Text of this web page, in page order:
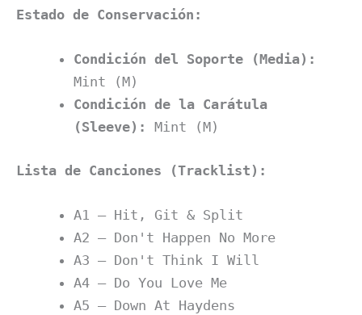
Estado de Conservación:
Condición del Soporte (Media):
Mint (M)
Condición de la Carátula
(Sleeve):
Mint (M)
Lista de Canciones (Tracklist):
A1 – Hit, Git & Split
A2 – Don't Happen No More
A3 – Don't Think I Will
A4 – Do You Love Me
A5 – Down At Haydens